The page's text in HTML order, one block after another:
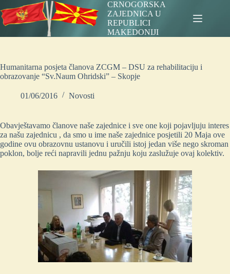
to
content
CRNOGORSKA
ZAJEDNICA U
REPUBLICI
MAKEDONIJI
Humanitarna posjeta članova ZCGM – DSU za rehabilitaciju i
obrazovanje “Sv.Naum Ohridski” – Skopje
01/06/2016 Novosti
Obavještavamo članove naše zajednice i sve one koji pojavljuju interes
za našu zajednicu , da smo u ime naše zajednice posjetili 20 Maja ove
godine ovu obrazovnu ustanovu i uručili istoj jedan više nego skroman
poklon, bolje reći napravili jednu pažnju koju zaslužuje ovaj kolektiv.